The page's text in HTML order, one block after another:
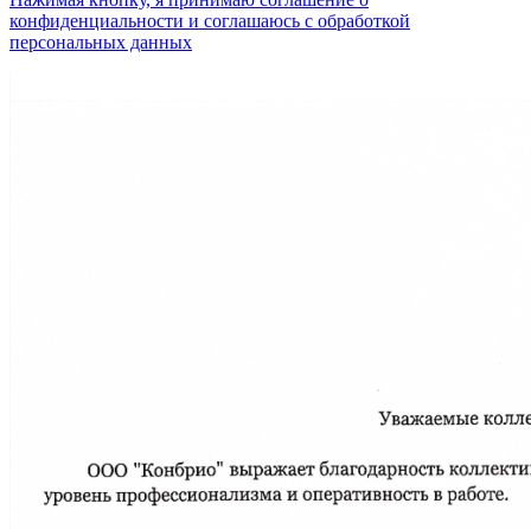
конфиденциальности и соглашаюсь с обработкой
персональных данных